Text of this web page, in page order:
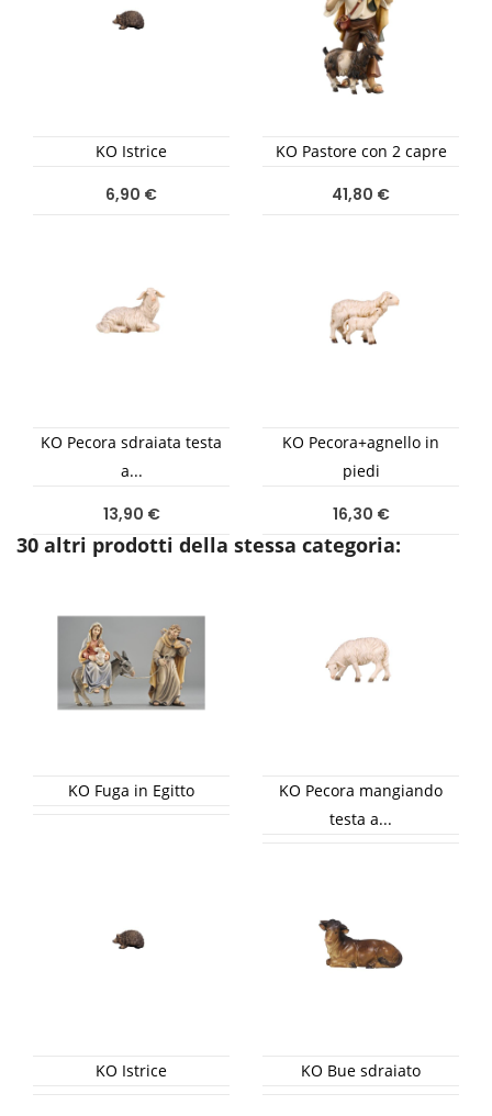
KO Istrice
6,90 €
KO Pastore con 2 capre
41,80 €
KO Pecora sdraiata testa
a...
13,90 €
KO Pecora+agnello in
piedi
16,30 €
30 altri prodotti della stessa categoria:
KO Fuga in Egitto
KO Pecora mangiando
testa a...
KO Istrice KO Bue sdraiato